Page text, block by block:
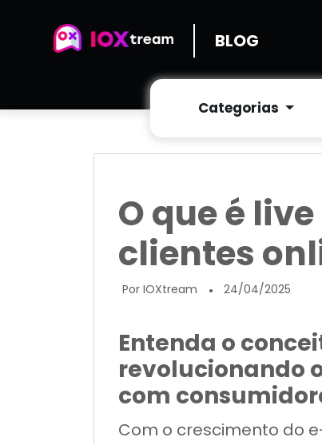
BLOG
Categorias
O que é
clientes
Por IOXtream ● 24/04/2025
Entenda o
revolucionando
com
Com o crescimento do